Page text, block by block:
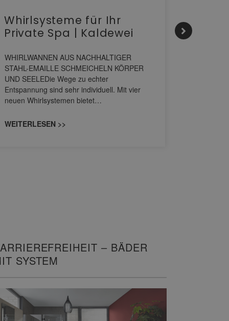
Whirlsysteme für Ihr
Private Spa | Kaldewei
WHIRLWANNEN AUS NACHHALTIGER
STAHL-EMAILLE SCHMEICHELN KÖRPER
UND SEELEDie Wege zu echter
Entspannung sind sehr individuell. Mit vier
neuen Whirlsystemen bietet…
WEITERLESEN >>
– BÄDER
SYSTEM